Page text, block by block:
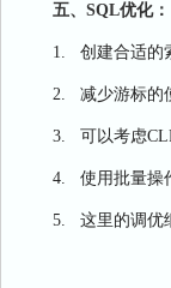
五、 SQL优化：
1. 创建合适的
2. 减少游标的
3. 可以考虑
4. 使用批量操
5. 这里的调优